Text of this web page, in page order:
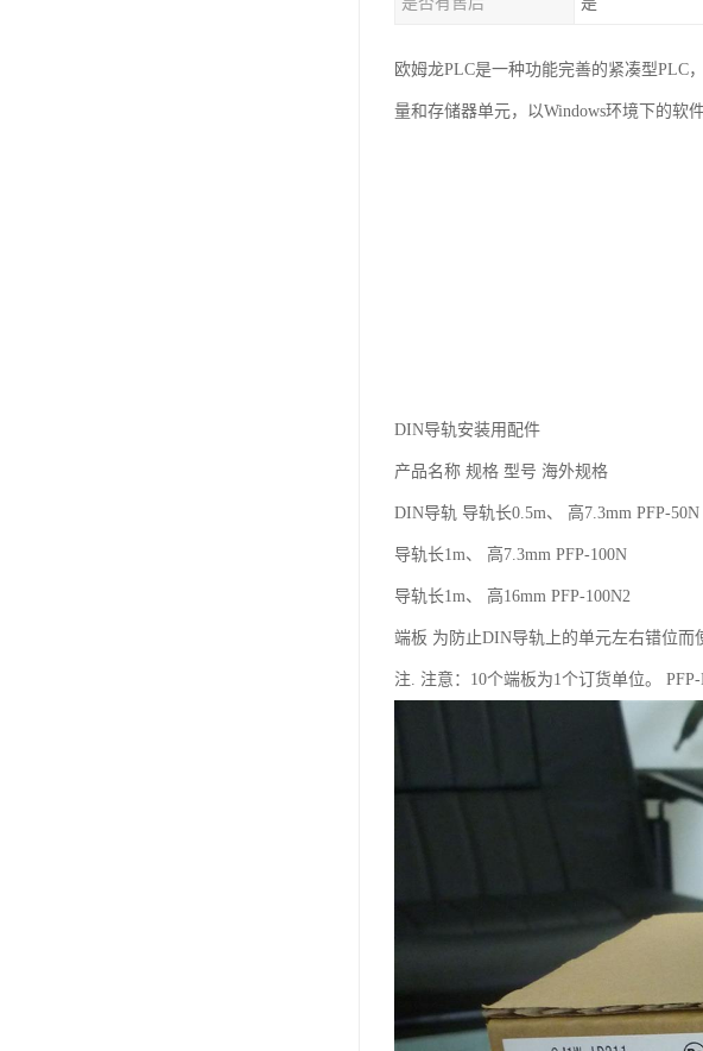
欧姆龙PLC是一种功能完善的紧凑型PLC
量和存储器单元，以Windows环境下的软
DIN导轨安装用配件
产品名称 规格 型号 海外规格
DIN导轨 导轨长0.5m、 高7.3mm PFP-50N
导轨长1m、 高7.3mm PFP-100N
导轨长1m、 高16mm PFP-100N2
端板 为防止DIN导轨上的单元左右错位而
注. 注意：10个端板为1个订货单位。